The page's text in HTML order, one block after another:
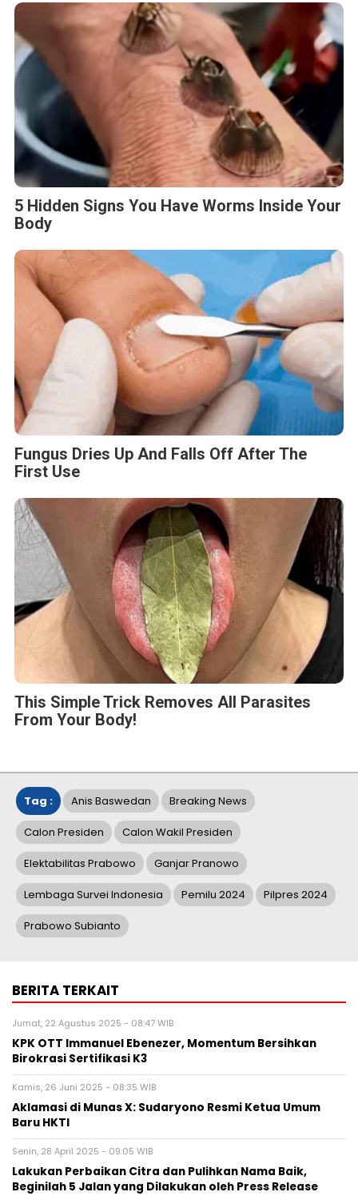
5 Hidden Signs You Have Worms Inside Your
Body
Fungus Dries Up And Falls Off After The
First Use
This Simple Trick Removes All Parasites
From Your Body!
Tag : Anis Baswedan Breaking News
Calon Presiden Calon Wakil Presiden
Elektabilitas Prabowo Ganjar Pranowo
Lembaga Survei Indonesia Pemilu 2024 Pilpres 2024
Prabowo Subianto
BERITA TERKAIT
Jumat, 22 Agustus 2025 - 08:47 WIB
KPK OTT Immanuel Ebenezer, Momentum Bersihkan
Birokrasi Sertifikasi K3
Kamis, 26 Juni 2025 - 08:35 WIB
Aklamasi di Munas X: Sudaryono Resmi Ketua Umum
Baru HKTI
Senin, 28 April 2025 - 09:05 WIB
Lakukan Perbaikan Citra dan Pulihkan Nama Baik,
Beginilah 5 Jalan yang Dilakukan oleh Press Release